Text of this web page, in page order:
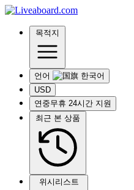
목적지
언어
USD
연중무휴 24시간 지원
최근 본 상품
위시리스트